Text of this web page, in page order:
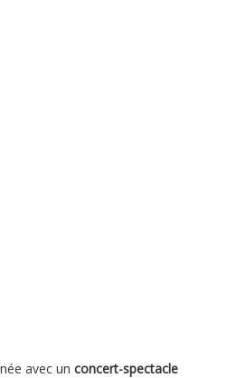
avec un concert-spectacle